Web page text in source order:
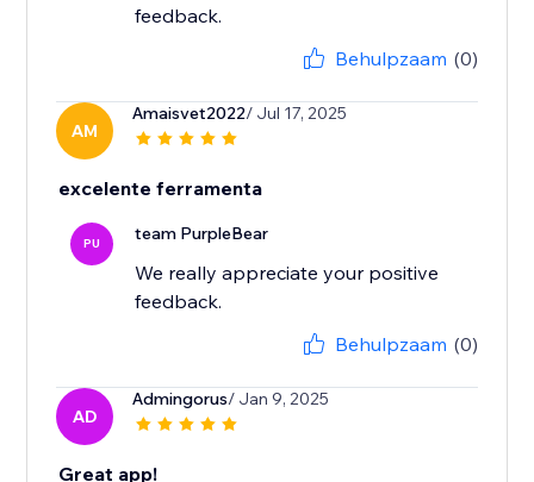
feedback.
Behulpzaam (0)
AM
Amaisvet2022/ Jul 17, 2025
excelente ferramenta
PU team PurpleBear
We really appreciate your positive
feedback.
Behulpzaam (0)
AD
Admingorus/ Jan 9, 2025
Great app!